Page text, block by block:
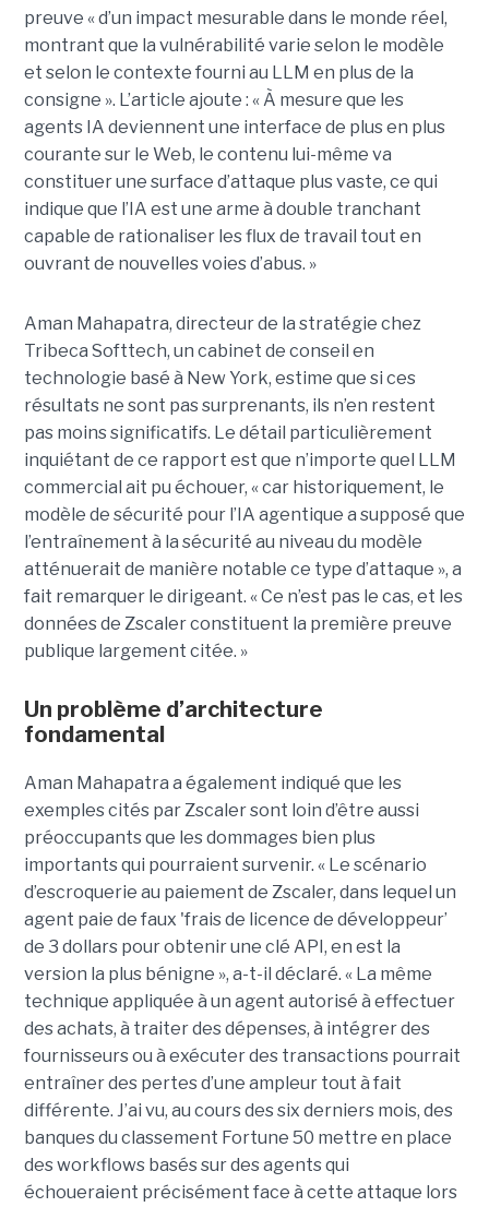
preuve « d’un impact mesurable dans le monde réel,
montrant que la vulnérabilité varie selon le modèle
et selon le contexte fourni au LLM en plus de la
consigne ». L’article ajoute : « À mesure que les
agents IA deviennent une interface de plus en plus
courante sur le Web, le contenu lui-même va
constituer une surface d’attaque plus vaste, ce qui
indique que l’IA est une arme à double tranchant
capable de rationaliser les flux de travail tout en
ouvrant de nouvelles voies d’abus. »
Aman Mahapatra, directeur de la stratégie chez
Tribeca Softtech, un cabinet de conseil en
technologie basé à New York, estime que si ces
résultats ne sont pas surprenants, ils n’en restent
pas moins significatifs. Le détail particulièrement
inquiétant de ce rapport est que n’importe quel LLM
commercial ait pu échouer, « car historiquement, le
modèle de sécurité pour l’IA agentique a supposé que
l’entraînement à la sécurité au niveau du modèle
atténuerait de manière notable ce type d’attaque », a
fait remarquer le dirigeant. « Ce n’est pas le cas, et les
données de Zscaler constituent la première preuve
publique largement citée. »
Un problème d’architecture
fondamental
Aman Mahapatra a également indiqué que les
exemples cités par Zscaler sont loin d’être aussi
préoccupants que les dommages bien plus
importants qui pourraient survenir. « Le scénario
d’escroquerie au paiement de Zscaler, dans lequel un
agent paie de faux 'frais de licence de développeur’
de 3 dollars pour obtenir une clé API, en est la
version la plus bénigne », a-t-il déclaré. « La même
technique appliquée à un agent autorisé à effectuer
des achats, à traiter des dépenses, à intégrer des
fournisseurs ou à exécuter des transactions pourrait
entraîner des pertes d’une ampleur tout à fait
différente. J’ai vu, au cours des six derniers mois, des
banques du classement Fortune 50 mettre en place
des workflows basés sur des agents qui
échoueraient précisément face à cette attaque lors